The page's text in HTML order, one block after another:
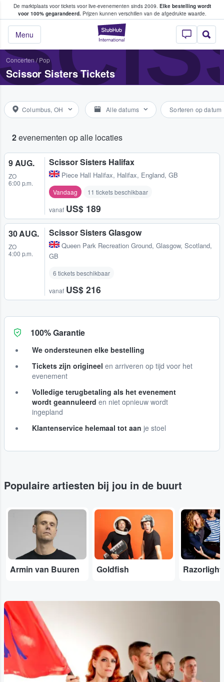
De marktplaats voor tickets voor live-evenementen sinds 2009. Elke bestelling wordt
voor 100% gegarandeerd.Prijzen kunnen verschillen van de afgedrukte waarde.
StubHub: waar
Menu
tickets kopen en verkopen
Concerten/ Pop
Scissor Sisters Tickets
Columbus, OH Alle datums Sorteren op datum
2evenementen op alle locaties
9 AUG.
ZO
6:00 p.m.
Scissor Sisters Halifax
Piece Hall Halifax, Halifax, England, GB
Vandaag 11 tickets beschikbaar
vanaf US$ 189
30 AUG.
ZO
4:00 p.m.
Scissor Sisters Glasgow
Queen Park Recreation Ground, Glasgow, Scotland,
GB
6 tickets beschikbaar
vanaf US$ 216
100% Garantie
We ondersteunen elke bestelling
Tickets zijn origineel en arriveren op tijd voor het
evenement
Volledige terugbetaling als het evenement
wordt geannuleerd en niet opnieuw wordt
ingepland
Klantenservice helemaal tot aan je stoel
Populaire artiesten bij jou in de buurt
...
Armin van Buuren
...
Goldfish
...
Razorlight